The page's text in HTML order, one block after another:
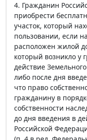
4. Гражданин
приобрести
участок, который
пользовании, если
расположен жилой
который возникло у
действие
либо после дня
что право
гражданину в
собственности
до дня введения в
Российской